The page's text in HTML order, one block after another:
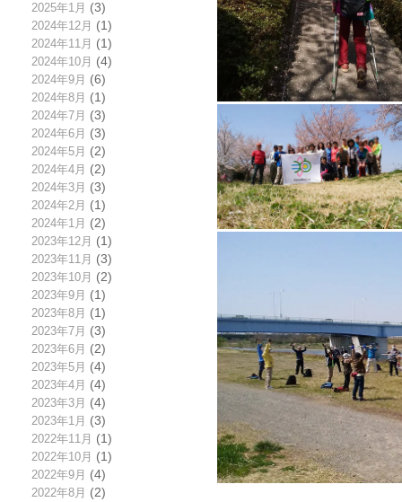
2025年1月 (3)
2024年12月 (1)
2024年11月 (1)
2024年10月 (4)
2024年9月 (6)
2024年8月 (1)
2024年7月 (3)
2024年6月 (3)
2024年5月 (2)
2024年4月 (2)
2024年3月 (3)
2024年2月 (1)
2024年1月 (2)
2023年12月 (1)
2023年11月 (3)
2023年10月 (2)
2023年9月 (1)
2023年8月 (1)
2023年7月 (3)
2023年6月 (2)
2023年5月 (4)
2023年4月 (4)
2023年3月 (4)
2023年1月 (3)
2022年11月 (1)
2022年10月 (1)
2022年9月 (4)
2022年8月 (2)